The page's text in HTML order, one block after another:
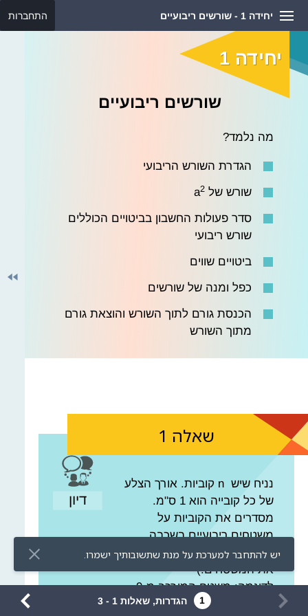
יחידה 1 - שורשים ריבועיים התחברות
יש להתחבר למערכת על מנת שתשובותיך ישמרו.
יחידה 1
שורשים ריבועיים
מה נלמד?
הגדרת השורש הריבועי
שורש של a 2
סדר פעולות החשבון בביטויים הכוללים
שורש ריבועי
ביטויים שווים
כפל ומנה של שורשים
הכנסת גורם לתוך השורש והוצאת גורם
מתוך השורש
שאלה 1
נניח שיש n קוביות. אורך הצלע
של כל קובייה הוא 1 ס"מ.
מסדרים את הקוביות על
משטחים ריבועיים בשכבה
אחת. (הקוביות מכסות בדיוק
את המשטחים.)
לדוגמה: משטח המורכב מ-9
קוביות המסודרות בשכבה אחת.
ניווט
עמודים
1 הגדרות, שאלות 1 - 3
9
4 5 6
3
□
+
−
·
:
(
)
x